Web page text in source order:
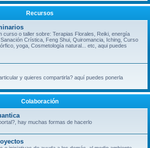
Recursos
curso o taller sobre: Terapias Florales, Reiki, energía
Crística, Feng Shui, Quiromancia, Iching, Curso
yoga, Cosmetología natural... etc, aqui puedes
y quieres compartirla? aquí puedes ponerla
Colaboración
hay muchas formas de hacerlo